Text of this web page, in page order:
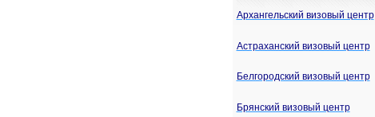
Архангельский визовый центр
Астраханский визовый центр
Белгородский визовый центр
Брянский визовый центр